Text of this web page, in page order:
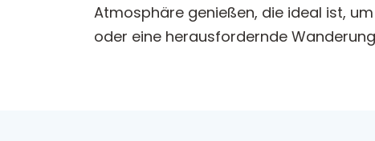
Atmosphäre genießen, die ideal ist,
oder eine herausfordernde